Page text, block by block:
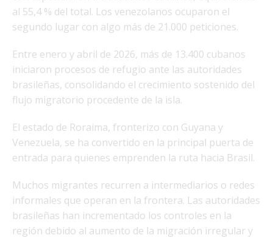
al 55,4 % del total. Los venezolanos ocuparon el
segundo lugar con algo más de 21.000 peticiones.
Entre enero y abril de 2026, más de 13.400 cubanos
iniciaron procesos de refugio ante las autoridades
brasileñas, consolidando el crecimiento sostenido del
flujo migratorio procedente de la isla.
El estado de Roraima, fronterizo con Guyana y
Venezuela, se ha convertido en la principal puerta de
entrada para quienes emprenden la ruta hacia Brasil.
Muchos migrantes recurren a intermediarios o redes
informales que operan en la frontera. Las autoridades
brasileñas han incrementado los controles en la
región debido al aumento de la migración irregular y